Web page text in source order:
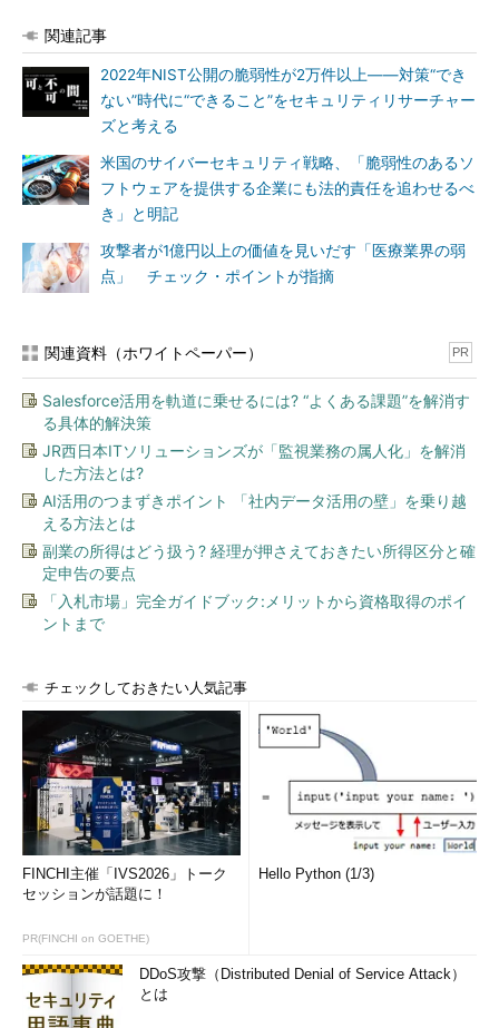
関連記事
2022年NIST公開の脆弱性が2万件以上――対策“でき
ない”時代に“できること”をセキュリティリサーチャー
ズと考える
米国のサイバーセキュリティ戦略、「脆弱性のあるソ
フトウェアを提供する企業にも法的責任を追わせるべ
き」と明記
攻撃者が1億円以上の価値を見いだす「医療業界の弱
点」 チェック・ポイントが指摘
関連資料（ホワイトペーパー） PR
Salesforce活用を軌道に乗せるには? “よくある課題”を解消す
る具体的解決策
JR西日本ITソリューションズが「監視業務の属人化」を解消
した方法とは?
AI活用のつまずきポイント 「社内データ活用の壁」を乗り越
える方法とは
副業の所得はどう扱う? 経理が押さえておきたい所得区分と確
定申告の要点
「入札市場」完全ガイドブック:メリットから資格取得のポイ
ントまで
チェックしておきたい人気記事
FINCHI主催「IVS2026」トーク
セッションが話題に！
PR(FINCHI on GOETHE)
Hello Python (1/3)
DDoS攻撃（Distributed Denial of Service Attack）
とは